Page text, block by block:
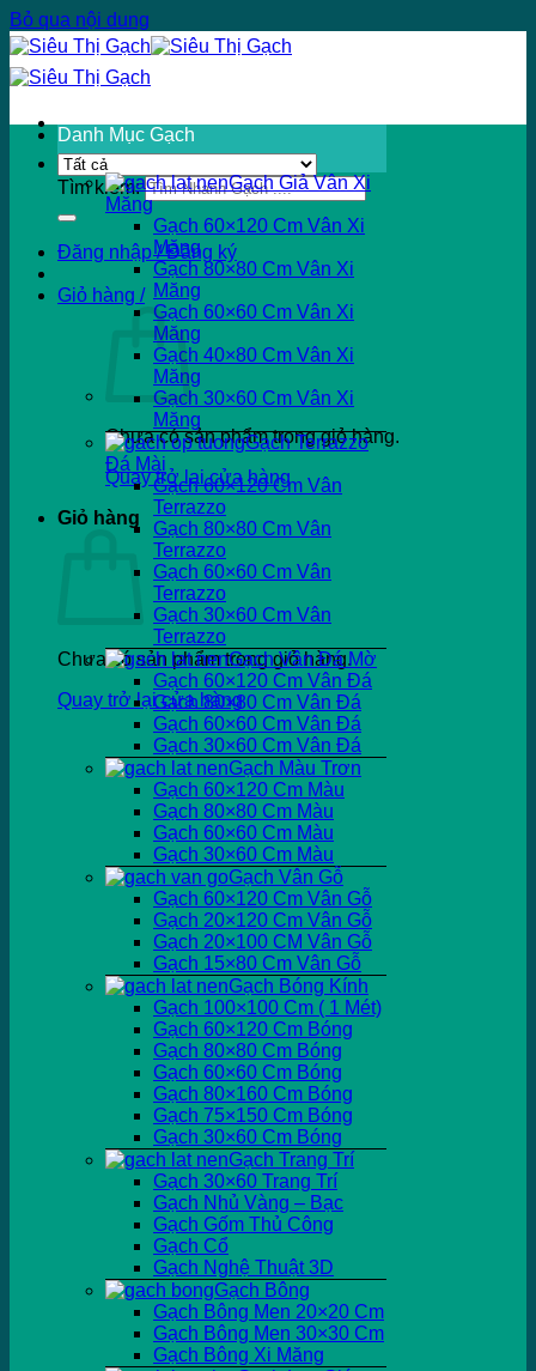
Bỏ qua nội dung
Tìm kiếm:
Đăng nhập / Đăng ký
Giỏ hàng /
Chưa có sản phẩm trong giỏ hàng.
Quay trở lại cửa hàng
Giỏ hàng
Chưa có sản phẩm trong giỏ hàng.
Quay trở lại cửa hàng
Danh Mục Gạch
Gạch Giả Vân Xi
Măng
Gạch 60×120 Cm Vân Xi
Măng
Gạch 80×80 Cm Vân Xi
Măng
Gạch 60×60 Cm Vân Xi
Măng
Gạch 40×80 Cm Vân Xi
Măng
Gạch 30×60 Cm Vân Xi
Măng
Gạch Terrazzo
Đá Mài
Gạch 60×120 Cm Vân
Terrazzo
Gạch 80×80 Cm Vân
Terrazzo
Gạch 60×60 Cm Vân
Terrazzo
Gạch 30×60 Cm Vân
Terrazzo
Gạch Vân Đá Mờ
Gạch 60×120 Cm Vân Đá
Gạch 80×80 Cm Vân Đá
Gạch 60×60 Cm Vân Đá
Gạch 30×60 Cm Vân Đá
Gạch Màu Trơn
Gạch 60×120 Cm Màu
Gạch 80×80 Cm Màu
Gạch 60×60 Cm Màu
Gạch 30×60 Cm Màu
Gạch Vân Gỗ
Gạch 60×120 Cm Vân Gỗ
Gạch 20×120 Cm Vân Gỗ
Gạch 20×100 CM Vân Gỗ
Gạch 15×80 Cm Vân Gỗ
Gạch Bóng Kính
Gạch 100×100 Cm ( 1 Mét)
Gạch 60×120 Cm Bóng
Gạch 80×80 Cm Bóng
Gạch 60×60 Cm Bóng
Gạch 80×160 Cm Bóng
Gạch 75×150 Cm Bóng
Gạch 30×60 Cm Bóng
Gạch Trang Trí
Gạch 30×60 Trang Trí
Gạch Nhủ Vàng – Bạc
Gạch Gốm Thủ Công
Gạch Cổ
Gạch Nghệ Thuật 3D
Gạch Bông
Gạch Bông Men 20×20 Cm
Gạch Bông Men 30×30 Cm
Gạch Bông Xi Măng